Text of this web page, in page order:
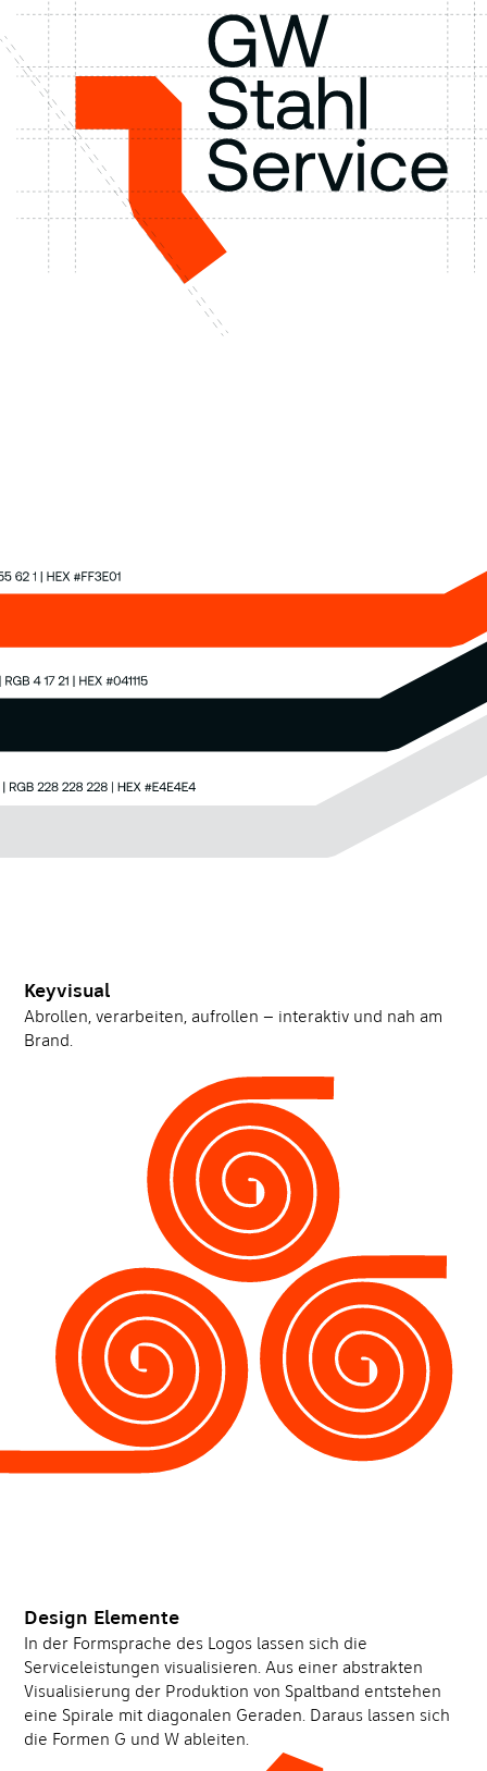
Keyvisual
Abrollen, verarbeiten, aufrollen – interaktiv und nah am
Brand.
Design Elemente
In der Formsprache des Logos lassen sich die
Serviceleistungen visualisieren. Aus einer abstrakten
Visualisierung der Produktion von Spaltband entstehen
eine Spirale mit diagonalen Geraden. Daraus lassen sich
die Formen G und W ableiten.